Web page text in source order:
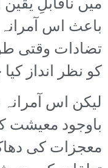
باعث اس
تضادات وقتی
کو نظر انداز
لیکن اس
باوجود معیشت
معجزات کی